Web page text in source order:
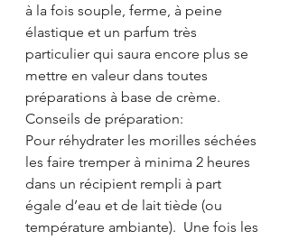
à la fois souple, ferme, à peine
élastique et un parfum très
particulier qui saura encore plus se
mettre en valeur dans toutes
préparations à base de crème.
Conseils de préparation:
Pour réhydrater les morilles séchées
les faire tremper à minima 2 heures
dans un récipient rempli à part
égale d’eau et de lait tiède (ou
température ambiante).  Une fois les